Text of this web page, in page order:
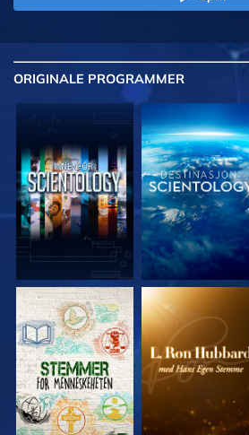
ORIGINALE PROGRAMMER
UTFORSK SERIEN UTFORSK SERIEN